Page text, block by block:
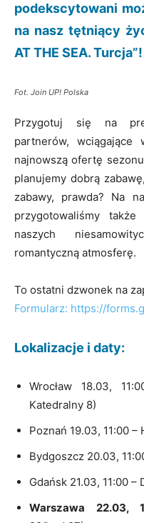
podekscytowani
na nasz tętniący
AT THE SEA. Turcja”!
Fot. Join UP! Polska
Przygotuj się na
partnerów,
najnowszą ofertę
planujemy dobrą
zabawy, prawda? Na
przygotowaliśmy
naszych
romantyczną atmosferę.
To ostatni dzwonek na
Formularz: https://
Lokalizacje i daty:
Wrocław 18.03,
Katedralny 8)
Poznań 19.03, 11:00
Bydgoszcz 20.03,
Gdańsk 21.03, 11:00
Warszawa 22.03,